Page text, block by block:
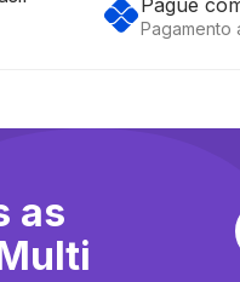
Pague
Pagamento
as